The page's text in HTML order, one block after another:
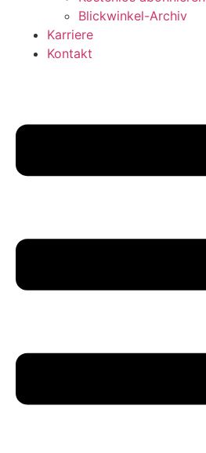
Blickwinkel-Archiv
Karriere
Kontakt